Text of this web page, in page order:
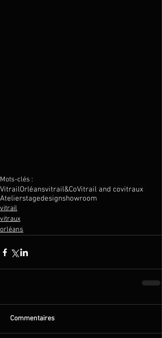
Mots-clés :
VitrailOrléansvitrail&CoVitrail and covitraux
Atelierstagedesignshowroom
vitrail
vitraux
orléans
Commentaires